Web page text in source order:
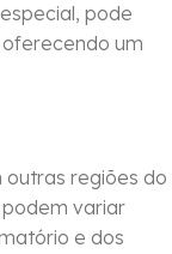
pode
um
outras regiões do
podem variar
e dos